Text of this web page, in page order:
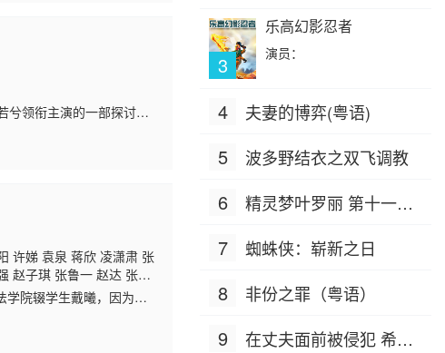
兮领衔主演的一部探讨家
，第13届澳门国际电影
许娣 袁泉 蒋欣 凌潇肃 张
赵子琪 张鲁一 赵达 张
汪飏 沈晓海 朱嘉琦 吴
棪琰 李凤绪 罗二羊 南
学院辍学生戴曦，因为戴
，俩人因在为人处世上
3
乐高幻影忍者
演员：
4 夫妻的博弈(粤语)
5 波多野结衣之双飞调教
6
精灵梦叶罗丽 第十一季
7 蜘蛛侠：崭新之日
8 非份之罪（粤语）
9
在丈夫面前被侵犯 希岛